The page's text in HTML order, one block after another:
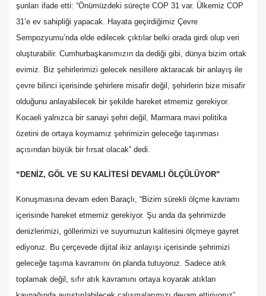
şunları ifade etti: “Önümüzdeki süreçte COP 31 var. Ülkemiz COP
31’e ev sahipliği yapacak. Hayata geçirdiğimiz Çevre
Sempozyumu’nda elde edilecek çıktılar belki orada girdi olup veri
oluşturabilir. Cumhurbaşkanımızın da dediği gibi, dünya bizim ortak
evimiz. Biz şehirlerimizi gelecek nesillere aktaracak bir anlayış ile
çevre bilinci içerisinde şehirlere misafir değil, şehirlerin bize misafir
olduğunu anlayabilecek bir şekilde hareket etmemiz gerekiyor.
Kocaeli yalnızca bir sanayi şehri değil, Marmara mavi politika
özetini de ortaya koymamız şehrimizin geleceğe taşınması
açısından büyük bir fırsat olacak” dedi.
“DENİZ, GÖL VE SU KALİTESİ DEVAMLI ÖLÇÜLÜYOR”
Konuşmasına devam eden Baraçlı, “Bizim sürekli ölçme kavramı
içerisinde hareket etmemiz gerekiyor. Şu anda da şehrimizde
denizlerimizi, göllerimizi ve suyumuzun kalitesini ölçmeye gayret
ediyoruz. Bu çerçevede dijital ikiz anlayışı içerisinde şehrimizi
geleceğe taşıma kavramını ön planda tutuyoruz. Sadece atık
toplamak değil, sıfır atık kavramını ortaya koyarak atıkları